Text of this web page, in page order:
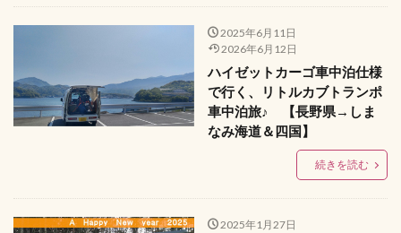
2025年6月11日
2026年6月12日
ハイゼットカーゴ車中泊仕様
で行く、リトルカブトランポ
車中泊旅♪ 【長野県→しま
なみ海道＆四国】
続きを読む
2025年1月27日